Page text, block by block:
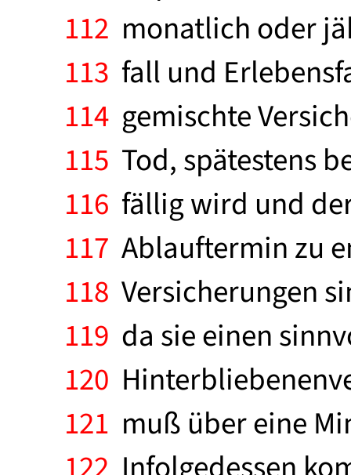
112 monatlich oder
113 fall und
114 gemischte
115 Tod, spätestens
116 fällig wird und
117 Ablauftermin zu
118 Versicherungen
119 da sie einen
120
121 muß über eine